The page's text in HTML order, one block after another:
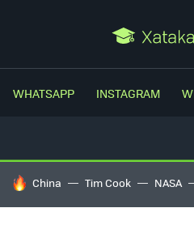
WHATSAPP INSTAGRAM
HOY SE HABLA DE
China Tim Cook NASA